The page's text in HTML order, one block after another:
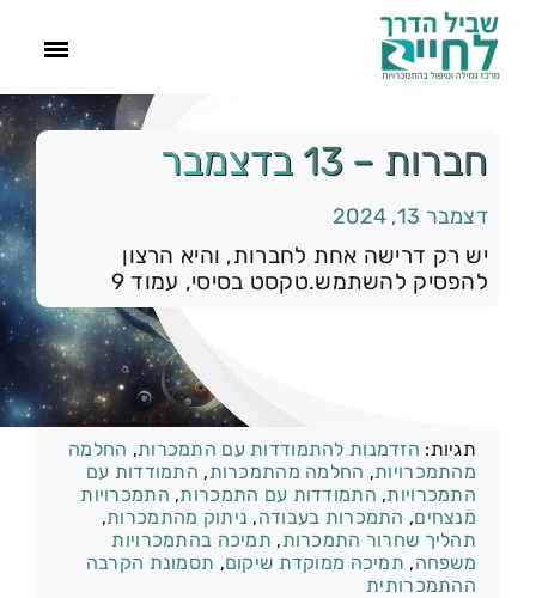
הסיפור שלנו
התמכרויות
צור קשר
חברות – 13 בדצמבר
דצמבר 13, 2024
יש רק דרישה אחת לחברות, והיא הרצון
להפסיק להשתמש.טקסט בסיסי, עמוד 9
תגיות: הזדמנות להתמודדות עם התמכרות, החלמה
מהתמכרויות, החלמה מהתמכרות, התמודדות עם
התמכרויות, התמודדות עם התמכרות, התמכרויות
מנצחים, התמכרות בעבודה, ניתוק מהתמכרות,
תהליך שחרור התמכרות, תמיכה בהתמכרויות
משפחה, תמיכה ממוקדת שיקום, תסמונת הקרבה
ההתמכרותית